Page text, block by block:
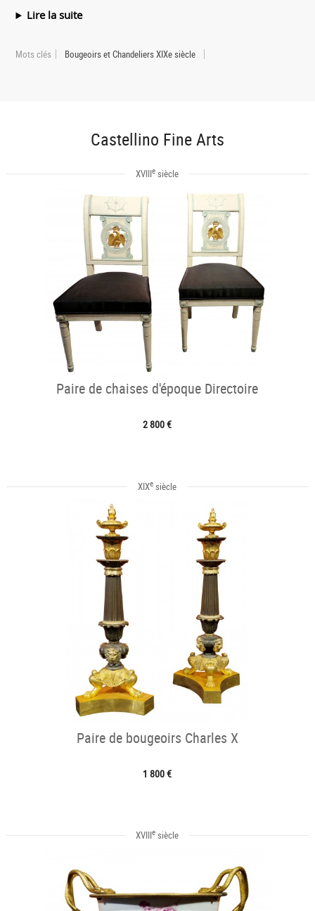
Lire la suite
Mots clés Bougeoirs et Chandeliers XIXe siècle
Castellino Fine Arts
XVIIIe siècle
Paire de chaises d'époque Directoire
2 800 €
XIXe siècle
Paire de bougeoirs Charles X
1 800 €
XVIIIe siècle